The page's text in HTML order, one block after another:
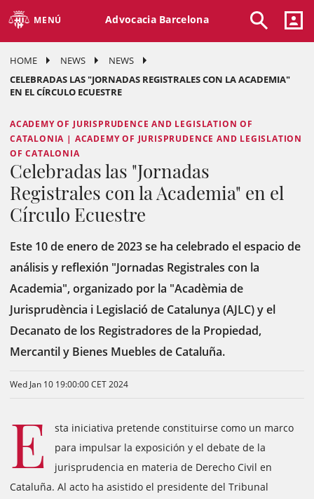
MENÚ Advocacia Barcelona
HOME NEWS
NEWS
CELEBRADAS LAS "JORNADAS REGISTRALES CON LA ACADEMIA"
EN EL CÍRCULO ECUESTRE
ACADEMY OF JURISPRUDENCE AND LEGISLATION OF
CATALONIA | ACADEMY OF JURISPRUDENCE AND LEGISLATION
OF CATALONIA
Celebradas las "Jornadas
Registrales con la Academia" en el
Círculo Ecuestre
Este 10 de enero de 2023 se ha celebrado el espacio de
análisis y reflexión "Jornadas Registrales con la
Academia", organizado por la "Acadèmia de
Jurisprudència i Legislació de Catalunya (AJLC) y el
Decanato de los Registradores de la Propiedad,
Mercantil y Bienes Muebles de Cataluña.
Wed Jan 10 19:00:00 CET 2024
E
sta iniciativa pretende constituirse como un marco
para impulsar la exposición y el debate de la
jurisprudencia en materia de Derecho Civil en
Cataluña. Al acto ha asistido el presidente del Tribunal